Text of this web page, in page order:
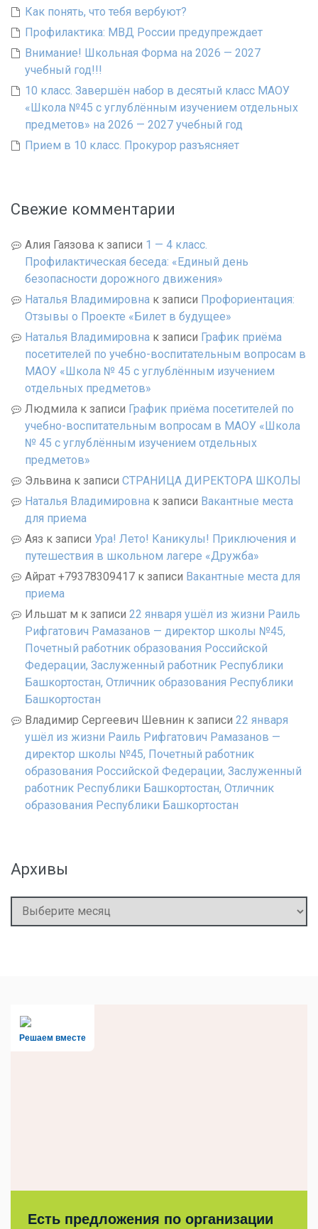
Как понять, что тебя вербуют?
Профилактика: МВД России предупреждает
Внимание! Школьная Форма на 2026 — 2027
учебный год!!!
10 класс. Завершён набор в десятый класс МАОУ
«Школа №45 с углублённым изучением отдельных
предметов» на 2026 — 2027 учебный год
Прием в 10 класс. Прокурор разъясняет
Свежие комментарии
Алия Гаязова к записи 1 — 4 класс.
Профилактическая беседа: «Единый день
безопасности дорожного движения»
Наталья Владимировна к записи Профориентация:
Отзывы о Проекте «Билет в будущее»
Наталья Владимировна к записи График приёма
посетителей по учебно-воспитательным вопросам в
МАОУ «Школа № 45 с углублённым изучением
отдельных предметов»
Людмила к записи График приёма посетителей по
учебно-воспитательным вопросам в МАОУ «Школа
№ 45 с углублённым изучением отдельных
предметов»
Эльвина к записи СТРАНИЦА ДИРЕКТОРА ШКОЛЫ
Наталья Владимировна к записи Вакантные места
для приема
Аяз к записи Ура! Лето! Каникулы! Приключения и
путешествия в школьном лагере «Дружба»
Айрат +79378309417 к записи Вакантные места для
приема
Ильшат м к записи 22 января ушёл из жизни Раиль
Рифгатович Рамазанов — директор школы №45,
Почетный работник образования Российской
Федерации, Заслуженный работник Республики
Башкортостан, Отличник образования Республики
Башкортостан
Владимир Сергеевич Шевнин к записи 22 января
ушёл из жизни Раиль Рифгатович Рамазанов —
директор школы №45, Почетный работник
образования Российской Федерации, Заслуженный
работник Республики Башкортостан, Отличник
образования Республики Башкортостан
Архивы
Архивы
Решаем вместе
Есть предложения по организации